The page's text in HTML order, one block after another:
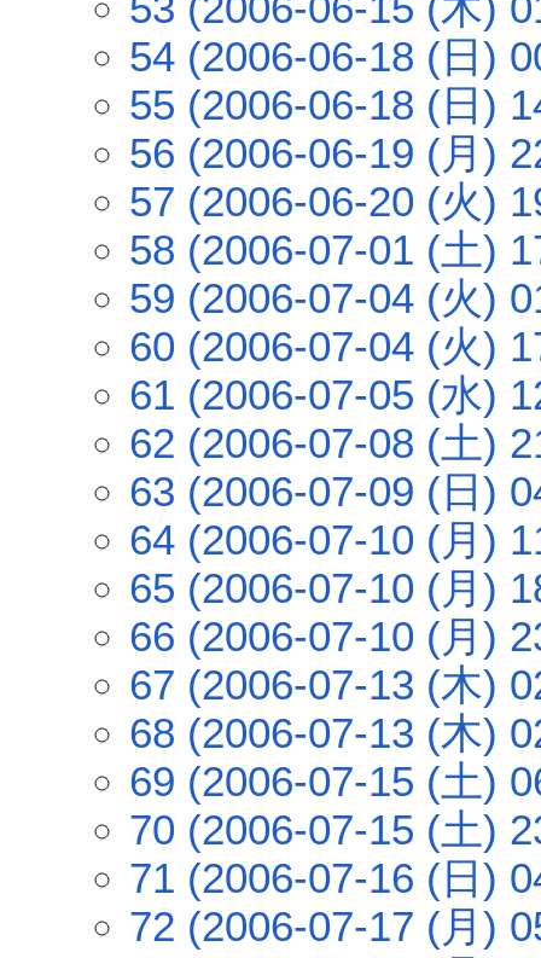
54 (2006-06-18 (日)
55 (2006-06-18 (日)
56 (2006-06-19 (月)
57 (2006-06-20 (火)
58 (2006-07-01 (土)
59 (2006-07-04 (火)
60 (2006-07-04 (火)
61 (2006-07-05 (水)
62 (2006-07-08 (土)
63 (2006-07-09 (日)
64 (2006-07-10 (月)
65 (2006-07-10 (月)
66 (2006-07-10 (月)
67 (2006-07-13 (木)
68 (2006-07-13 (木)
69 (2006-07-15 (土)
70 (2006-07-15 (土)
71 (2006-07-16 (日)
72 (2006-07-17 (月)